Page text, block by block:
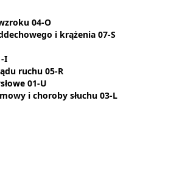
04-O
i krążenia 07-S
I
ruchu 05-R
01-U
i choroby słuchu 03-L